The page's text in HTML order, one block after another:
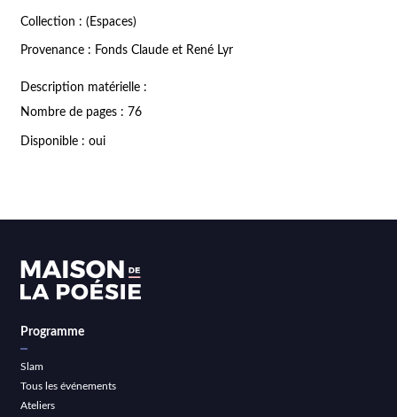
Collection : (Espaces)
Provenance : Fonds Claude et René Lyr
Description matérielle :
Nombre de pages : 76
Disponible : oui
Programme
Slam
Tous les événements
Ateliers